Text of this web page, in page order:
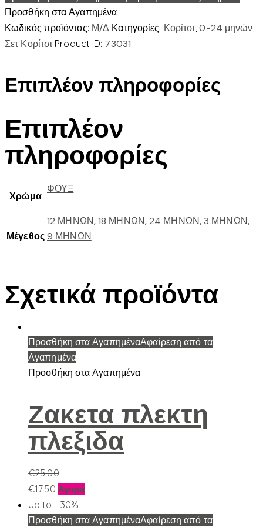
Προσθήκη στα Αγαπημένα
Κωδικός προϊόντος: Μ/Δ Κατηγορίες: Κορίτσι,0-24 μηνών,
Σετ Κορίτσι Product ID: 73031
Επιπλέον πληροφορίες
Επιπλέον
πληροφορίες
Χρώμα
ΦΟΥΞ
Μέγεθος
12 ΜΗΝΩΝ,18 ΜΗΝΩΝ,24 ΜΗΝΩΝ,3 ΜΗΝΩΝ,
9 ΜΗΝΩΝ
Σχετικά προϊόντα
Προσθήκη στα ΑγαπημέναΑφαίρεση από τα
Αγαπημένα
Προσθήκη στα Αγαπημένα
Ζακετα πλεκτη
πλεξιδα
€25.00
€17.50 ΑγοράΑυτό
προϊόν
Up to - 30%
Προσθήκη στα ΑγαπημέναΑφαίρεση από τα